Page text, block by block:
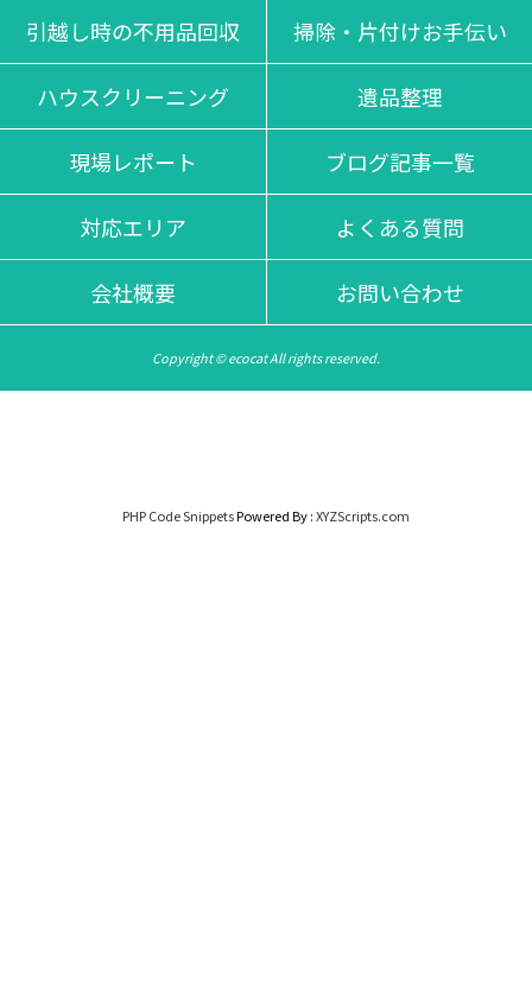
引越し時の不用品回収 掃除・片付けお手伝い
ハウスクリーニング 遺品整理
現場レポート ブログ記事一覧
対応エリア よくある質問
会社概要 お問い合わせ
Copyright © ecocat All rights reserved.
PHP Code SnippetsPowered By :XYZScripts.com